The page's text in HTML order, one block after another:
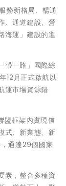
務新格局、暢通
、通道建設、營
海運」建設的進
帶一路」國際綜
12月正式啟航以
運市場資源錯
盟框架內實現信
式、新業態、新
通達29個國家
素，整合多種資